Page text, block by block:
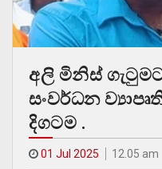
අලි මිනිස් ගැටුමට
සංවර්ධන
දිගටම .
01 Jul 2025 12.05 am